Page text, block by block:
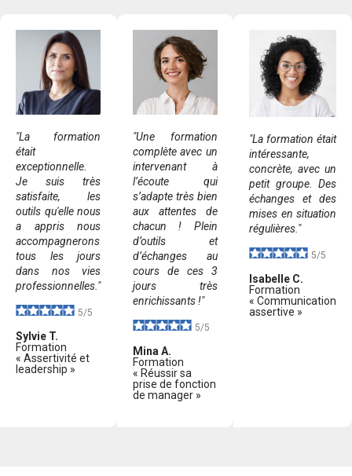
"La formation
était
exceptionnelle.
Je suis très
satisfaite, les
outils qu'elle nous
a appris nous
accompagnerons
tous les jours
dans nos vies
professionnelles."
5/5
Sylvie T.
Formation
« Assertivité et
leadership »
"Une formation
complète avec un
intervenant à
l’écoute qui
s’adapte très bien
aux attentes de
chacun ! Plein
d’outils et
d’échanges au
cours de ces 3
jours très
enrichissants !"
5/5
Mina A.
Formation
« Réussir sa
prise de fonction
de manager »
"La formation était
intéressante,
concrète, avec un
petit groupe. Des
échanges et des
mises en situation
régulières."
5/5
Isabelle C.
Formation
« Communication
assertive »